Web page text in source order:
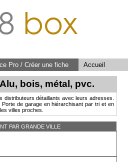
box
Accueil
Pro / Créer une fiche
bois, métal, pvc.
distributeurs détaillants avec leurs adresses.
de garage en hiérarchisant par tri et en
villes proches.
PAR GRANDE VILLE